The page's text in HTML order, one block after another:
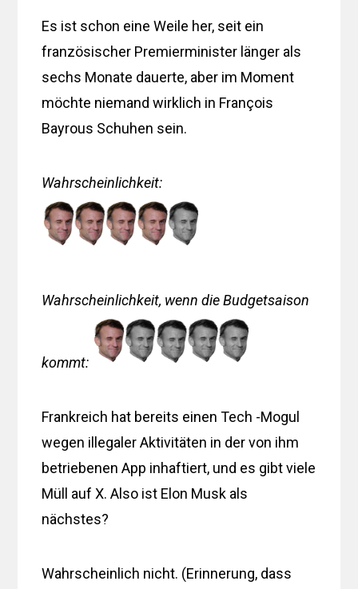
Es ist schon eine Weile her, seit ein
französischer Premierminister länger als
sechs Monate dauerte, aber im Moment
möchte niemand wirklich in François
Bayrous Schuhen sein.
Wahrscheinlichkeit:
Wahrscheinlichkeit, wenn die Budgetsaison
kommt:
Frankreich hat bereits einen Tech -Mogul
wegen illegaler Aktivitäten in der von ihm
betriebenen App inhaftiert, und es gibt viele
Müll auf X. Also ist Elon Musk als
nächstes?
Wahrscheinlich nicht. (Erinnerung, dass